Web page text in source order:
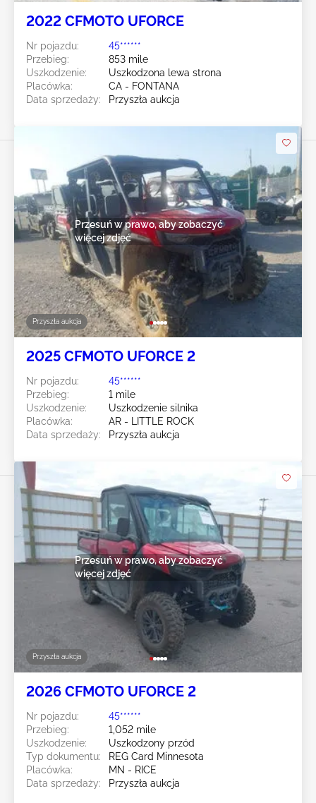
2022 CFMOTO UFORCE
Nr pojazdu:
45******
Przebieg:
853 mile
Uszkodzenie:
Uszkodzona lewa strona
Placówka:
CA - FONTANA
Data sprzedaży:
Przyszła aukcja
Przyszła aukcja
Przesuń w prawo, aby zobaczyć
więcej zdjęć
2025 CFMOTO UFORCE 2
Nr pojazdu:
45******
Przebieg:
1 mile
Uszkodzenie:
Uszkodzenie silnika
Placówka:
AR - LITTLE ROCK
Data sprzedaży:
Przyszła aukcja
Przyszła aukcja
Przesuń w prawo, aby zobaczyć
więcej zdjęć
2026 CFMOTO UFORCE 2
Nr pojazdu:
45******
Przebieg:
1,052 mile
Uszkodzenie:
Uszkodzony przód
Typ dokumentu:
REG Card Minnesota
Placówka:
MN - RICE
Data sprzedaży:
Przyszła aukcja